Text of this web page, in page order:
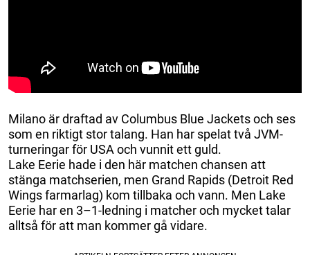
Milano är draftad av Columbus Blue Jackets och ses
som en riktigt stor talang. Han har spelat två JVM-
turneringar för USA och vunnit ett guld.
Lake Eerie hade i den här matchen chansen att
stänga matchserien, men Grand Rapids (Detroit Red
Wings farmarlag) kom tillbaka och vann. Men Lake
Eerie har en 3–1-ledning i matcher och mycket talar
alltså för att man kommer gå vidare.